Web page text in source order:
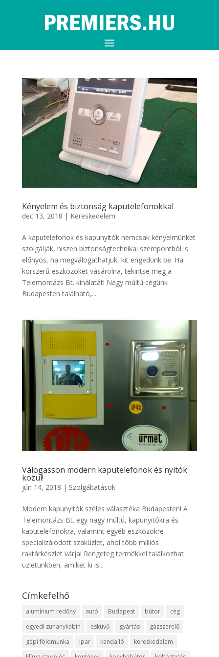
Kényelem és biztonság kaputelefonokkal
dec 13, 2018 | Kereskedelem
A kaputelefonok és kapunyitók nemcsak kényelmünket
szolgálják, hiszen biztonságtechnikai szempontból is
előnyös, ha megválogathatjuk, kit engedünk be. Ha
korszerű eszközöket vásárolna, tekintse meg a
Telemontázs Bt. kínálatát! Nagy múltú cégünk
Budapesten található,...
Válogasson modern kaputelefonok és nyitók
közül!
jún 14, 2018 | Szolgáltatások
Modern kapunyitók széles választéka Budapesten! A
Telemontázs Bt. egy nagy múltú, kapunyitókra és
kaputelefonokra, valamint egyéb eszközökre
specializálódott szaküzlet, ahol több milliós
raktárkészlet várja! Rengeteg termékkel találkozhat
üzletünkben, amiket ki is...
Címkefelhő
alumínium redőny autó Budapest bútor
cég
egyedi zuhanykabin
esküvő gyártás
gázszerelő
gépi földmunka
ipar kandalló
kereskedelem